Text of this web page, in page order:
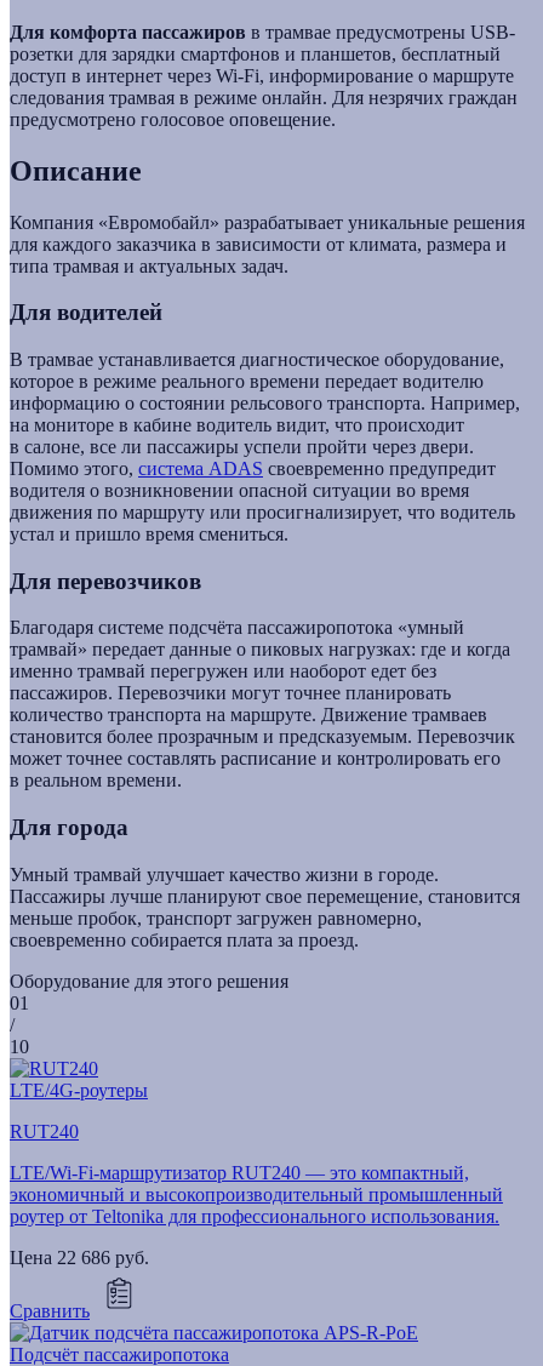
Для комфорта пассажиров в трамвае предусмотрены USB-
розетки для зарядки смартфонов и планшетов, бесплатный
доступ в интернет через Wi-Fi, информирование о маршруте
следования трамвая в режиме онлайн. Для незрячих граждан
предусмотрено голосовое оповещение.
Описание
Компания «Евромобайл» разрабатывает уникальные решения
для каждого заказчика в зависимости от климата, размера и
типа трамвая и актуальных задач.
Для водителей
В трамвае устанавливается диагностическое оборудование,
которое в режиме реального времени передает водителю
информацию о состоянии рельсового транспорта. Например,
на мониторе в кабине водитель видит, что происходит
в салоне, все ли пассажиры успели пройти через двери.
Помимо этого, система ADAS своевременно предупредит
водителя о возникновении опасной ситуации во время
движения по маршруту или просигнализирует, что водитель
устал и пришло время смениться.
Для перевозчиков
Благодаря системе подсчёта пассажиропотока «умный
трамвай» передает данные о пиковых нагрузках: где и когда
именно трамвай перегружен или наоборот едет без
пассажиров. Перевозчики могут точнее планировать
количество транспорта на маршруте. Движение трамваев
становится более прозрачным и предсказуемым. Перевозчик
может точнее составлять расписание и контролировать его
в реальном времени.
Для города
Умный трамвай улучшает качество жизни в городе.
Пассажиры лучше планируют свое перемещение, становится
меньше пробок, транспорт загружен равномерно,
своевременно собирается плата за проезд.
Оборудование для этого решения
01
/
10
LTE/4G-роутеры
RUT240
LTE/Wi-Fi-маршрутизатор RUT240 — это компактный,
экономичный и высокопроизводительный промышленный
роутер от Teltonika для профессионального использования.
Цена 22 686 руб.
Сравнить
Подсчёт пассажиропотока